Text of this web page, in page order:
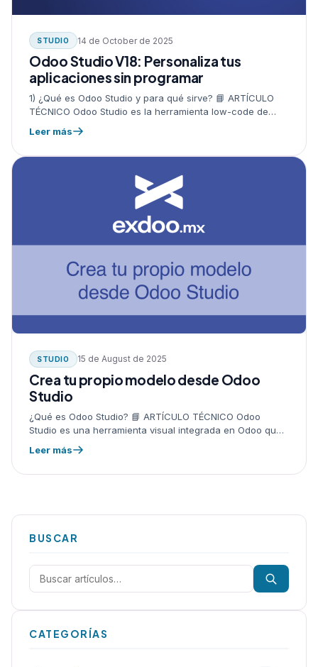
STUDIO 14 de October de 2025
Odoo Studio V18: Personaliza tus
aplicaciones sin programar
1) ¿Qué es Odoo Studio y para qué sirve? 📘 ARTÍCULO
TÉCNICO Odoo Studio es la herramienta low-code de
Odoo que permite personalizar y crear aplicaciones,
vistas, campos…
Leer más
STUDIO 15 de August de 2025
Crea tu propio modelo desde Odoo
Studio
¿Qué es Odoo Studio? 📘 ARTÍCULO TÉCNICO Odoo
Studio es una herramienta visual integrada en Odoo que
permite personalizar y extender la funcionalidad del
sistema sin necesidad de…
Leer más
BUSCAR
Buscar:
CATEGORÍAS